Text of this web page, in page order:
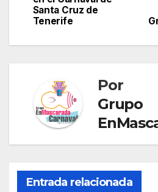
p
t
pentradas
Santa Cruz de
Tenerife
Por
Grupo
Entrada relacionada